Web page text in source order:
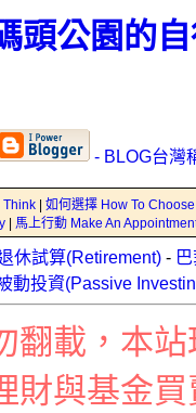
頭公園的
- BLOG台灣
Think 如何選擇 How To Choose
馬上行動 Make An
休試算(Retirement) -
動投資(Passive
翻載，本
財與基金